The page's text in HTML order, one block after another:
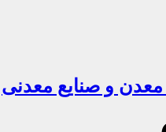
معدن و صنایع معدنی